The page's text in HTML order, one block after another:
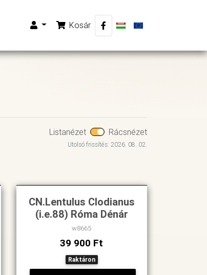
Kosár
Listanézet Rácsnézet
Utolsó frissítés: 2026. 08. 02.
CN.Lentulus Clodianus
(i.e.88) Róma Dénár
w8665
39 900 Ft
Raktáron